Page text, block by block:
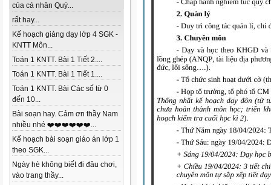
của cá nhân Quý...
rất hay...
Kế hoạch giảng dạy lớp 4 SGK -
KNTT Môn...
Toán 1 KNTT. Bài 1 Tiết 2....
Toán 1 KNTT. Bài 1 Tiết 1....
Toán 1 KNTT. Bài Các số từ 0
đến 10...
Bài soạn hay. Cảm ơn thầy Nam
nhiều nhé ❤️❤️❤️❤️❤️❤️...
Kế hoạch bài soạn giáo án lớp 1
theo SGK...
Ngày hè không biết đi đâu chơi,
vào trang thầy...